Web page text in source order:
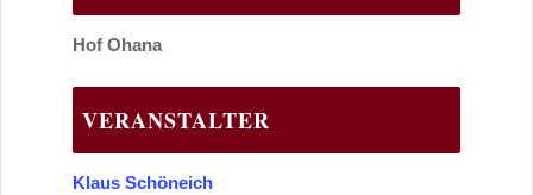
Hof Ohana
VERANSTALTER
Klaus Schöneich